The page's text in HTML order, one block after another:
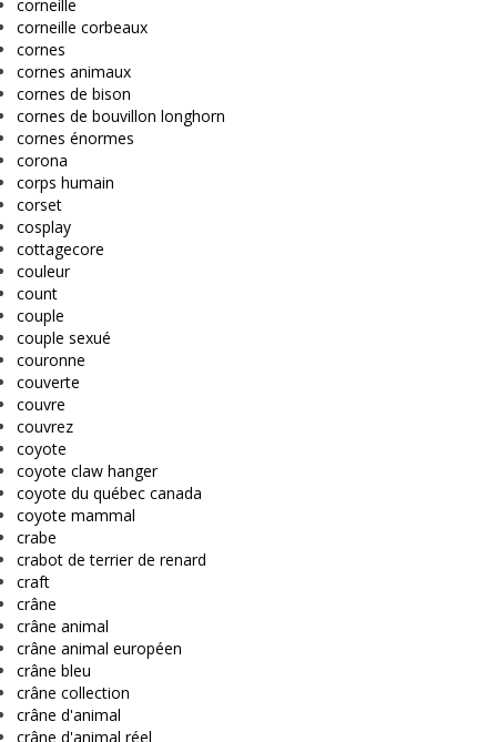
corneille
corneille corbeaux
cornes
cornes animaux
cornes de bison
cornes de bouvillon longhorn
cornes énormes
corona
corps humain
corset
cosplay
cottagecore
couleur
count
couple
couple sexué
couronne
couverte
couvre
couvrez
coyote
coyote claw hanger
coyote du québec canada
coyote mammal
crabe
crabot de terrier de renard
craft
crâne
crâne animal
crâne animal européen
crâne bleu
crâne collection
crâne d'animal
crâne d'animal réel